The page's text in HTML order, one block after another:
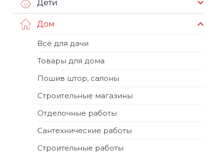
Дети
Дом
Всё для дачи
Товары для дома
Пошив штор, салоны
Строительные магазины
Отделочные работы
Сантехнические работы
Строительные работы